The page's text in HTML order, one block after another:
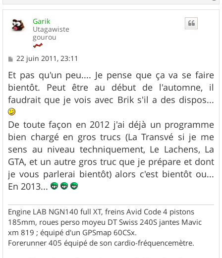
a
u
Garik
Utagawiste
gourou
M
s
s
a
g
e
22 juin 2011, 23:11
Et pas qu'un peu.... Je pense que ça va se faire
bientôt. Peut être au début de l'automne, il
faudrait que je vois avec Brik s'il a des dispos...
De toute façon en 2012 j'ai déjà un programme
bien chargé en gros trucs (La Transvé si je me
sens au niveau techniquement, Le Lachens, La
GTA, et un autre gros truc que je prépare et dont
je vous parlerai bientôt) alors c'est bientôt ou...
En 2013...
Engine LAB NGN140 full XT, freins Avid Code 4 pistons
185mm, roues perso moyeu DT Swiss 240S jantes Mavic
xm 819 ; équipé d'un GPSmap 60CSx.
Forerunner 405 équipé de son cardio-fréquencemètre.